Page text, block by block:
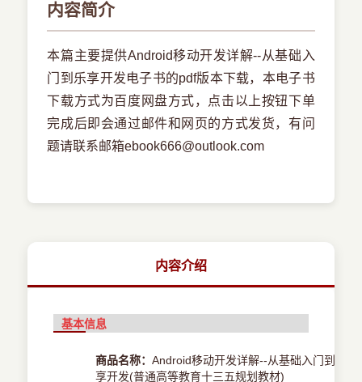
内容简介
本篇主要提供Android移动开发详解--从基础入
门到乐享开发电子书的pdf版本下载，本电子书
下载方式为百度网盘方式，点击以上按钮下单
完成后即会通过邮件和网页的方式发货，有问
题请联系邮箱ebook666@outlook.com
内容介绍
基本信息
商品名称：Android移动开发详解--从基础入门到乐
享开发(普通高等教育十三五规划教材)